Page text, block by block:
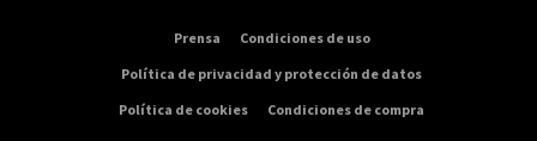
Prensa
Condiciones de uso
Política de privacidad y protección de datos
Política de cookies
Condiciones de compra